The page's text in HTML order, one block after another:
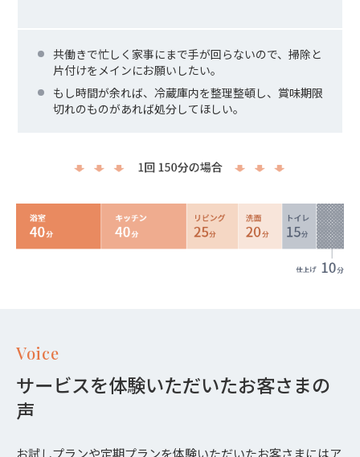
共働きで忙しく家事にまで手が回らないので、掃除と
片付けをメインにお願いしたい。
もし時間が余れば、冷蔵庫内を整理整頓し、賞味期限
切れのものがあれば処分してほしい。
Voice
サービスを体験いただいたお客さまの
声
お試しプランや定期プランを体験いただいたお客さまにはア